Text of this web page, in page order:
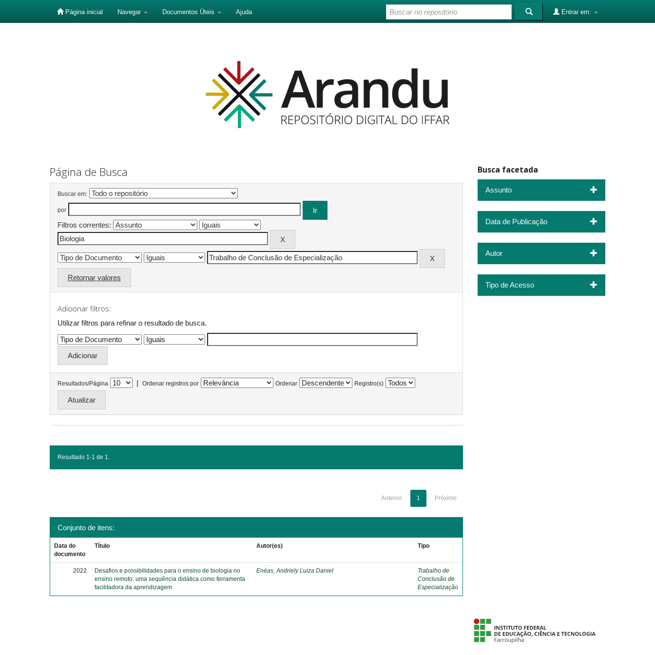
Página inicial Navegar Documentos Úteis Ajuda Entrar em:
Página de Busca
Buscar em:
por
Filtros correntes:
Retornar valores
Adicionar filtros:
Utilizar filtros para refinar o resultado de busca.
Resultados/Página | Ordenar registros por Ordenar Registro(s)
Resultado 1-1 de 1.
Anterior 1 Próximo
Conjunto de itens:
Data do
documento
Título Autor(es) Tipo
2022
Desafios e possibilidades para o ensino de biologia no
ensino remoto: uma sequência didática como ferramenta
facilitadora da aprendizagem
Enéas, Andriely Luiza Daniel
Trabalho de
Conclusão de
Especialização
Busca facetada
Assunto
Data de Publicação
Autor
Tipo de Acesso